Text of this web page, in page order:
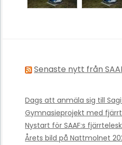
Senaste nytt från
Dags att anmäla sig till
Gymnasieprojekt med
Nystart för SAAF:s
Årets bild på Nattmolnet